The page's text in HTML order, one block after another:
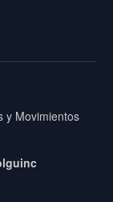
y Movimientos